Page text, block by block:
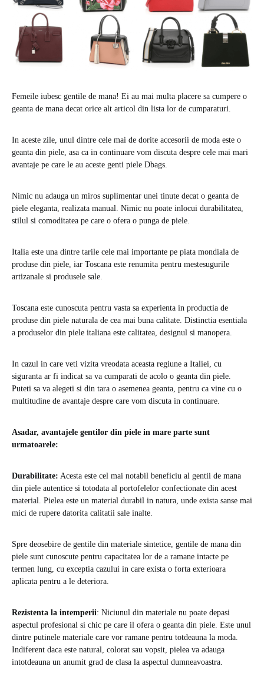
Femeile iubesc gentile de mana! Ei au mai multa placere sa cumpere o
geanta de mana decat orice alt articol din lista lor de cumparaturi.
In aceste zile, unul dintre cele mai de dorite accesorii de moda este o
geanta din piele, asa ca in continuare vom discuta despre cele mai mari
avantaje pe care le au aceste genti piele Dbags.
Nimic nu adauga un miros suplimentar unei tinute decat o geanta de
piele eleganta, realizata manual. Nimic nu poate inlocui durabilitatea,
stilul si comoditatea pe care o ofera o punga de piele.
Italia este una dintre tarile cele mai importante pe piata mondiala de
produse din piele, iar Toscana este renumita pentru mestesugurile
artizanale si produsele sale.
Toscana este cunoscuta pentru vasta sa experienta in productia de
produse din piele naturala de cea mai buna calitate. Distinctia esentiala
a produselor din piele italiana este calitatea, designul si manopera.
In cazul in care veti vizita vreodata aceasta regiune a Italiei, cu
siguranta ar fi indicat sa va cumparati de acolo o geanta din piele.
Puteti sa va alegeti si din tara o asemenea geanta, pentru ca vine cu o
multitudine de avantaje despre care vom discuta in continuare.
Asadar, avantajele gentilor din piele in mare parte sunt
urmatoarele:
Durabilitate: Acesta este cel mai notabil beneficiu al gentii de mana
din piele autentice si totodata al portofelelor confectionate din acest
material. Pielea este un material durabil in natura, unde exista sanse mai
mici de rupere datorita calitatii sale inalte.
Spre deosebire de gentile din materiale sintetice, gentile de mana din
piele sunt cunoscute pentru capacitatea lor de a ramane intacte pe
termen lung, cu exceptia cazului in care exista o forta exterioara
aplicata pentru a le deteriora.
Rezistenta la intemperii: Niciunul din materiale nu poate depasi
aspectul profesional si chic pe care il ofera o geanta din piele. Este unul
dintre putinele materiale care vor ramane pentru totdeauna la moda.
Indiferent daca este natural, colorat sau vopsit, pielea va adauga
intotdeauna un anumit grad de clasa la aspectul dumneavoastra.